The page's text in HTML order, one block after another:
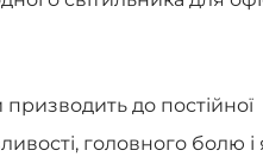
до постійної
головного болю і